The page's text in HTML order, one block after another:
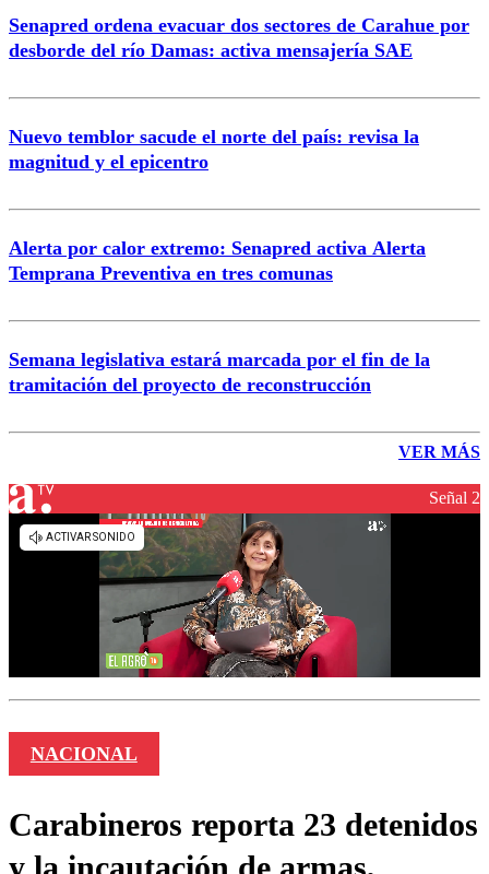
Senapred ordena evacuar dos sectores de Carahue por
desborde del río Damas: activa mensajería SAE
Nuevo temblor sacude el norte del país: revisa la
magnitud y el epicentro
Alerta por calor extremo: Senapred activa Alerta
Temprana Preventiva en tres comunas
Semana legislativa estará marcada por el fin de la
tramitación del proyecto de reconstrucción
VER MÁS
Señal 2
NACIONAL
Carabineros reporta 23 detenidos